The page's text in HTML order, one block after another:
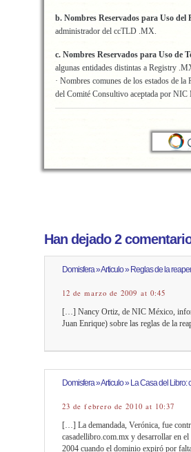
b. Nombres Reservados para Uso del
administrador del ccTLD .MX.
c. Nombres Reservados para Uso de
algunas entidades distintas a Registry
· Nombres comunes de los estados de
del Comité Consultivo aceptada por NIC
Han dejado 2
Domisfera » Articulo » Reglas de la
12 de marzo de 2009 at 0:45
[…] Nancy Ortiz, de NIC México,
Juan Enrique) sobre las reglas de la
Domisfera » Articulo » La Casa del
23 de febrero de 2010 at 10:37
[…] La demandada, Verónica, fue
casadellibro.com.mx y desarrollar en
2004 cuando el dominio expiró por